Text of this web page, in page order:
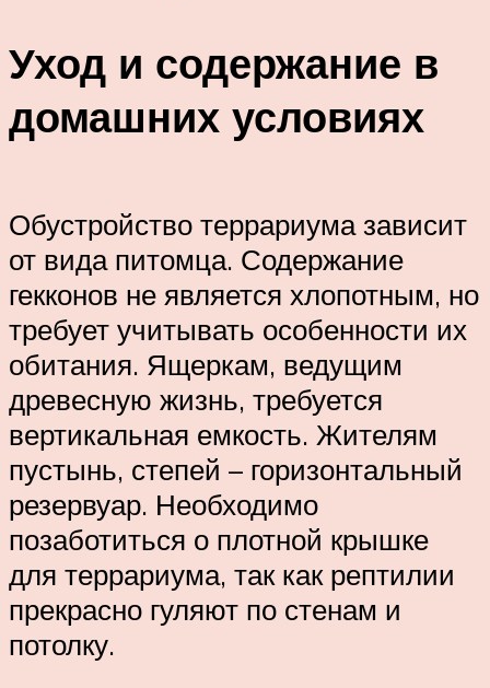
Уход и содержание в
домашних условиях
Обустройство террариума зависит
от вида питомца. Содержание
гекконов не является хлопотным, но
требует учитывать особенности их
обитания. Ящеркам, ведущим
древесную жизнь, требуется
вертикальная емкость. Жителям
пустынь, степей – горизонтальный
резервуар. Необходимо
позаботиться о плотной крышке
для террариума, так как рептилии
прекрасно гуляют по стенам и
потолку.